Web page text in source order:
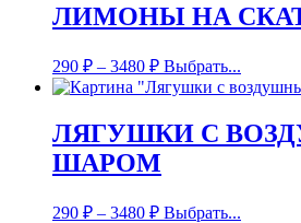
ЛИМОНЫ НА
290 ₽ – 3480 ₽ Выбрать...
ЛЯГУШКИ С
ШАРОМ
290 ₽ – 3480 ₽ Выбрать...